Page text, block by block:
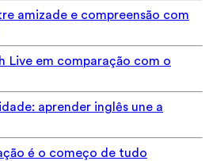
amizade e compreensão com
Live em comparação com o
aprender inglês une a
é o começo de tudo